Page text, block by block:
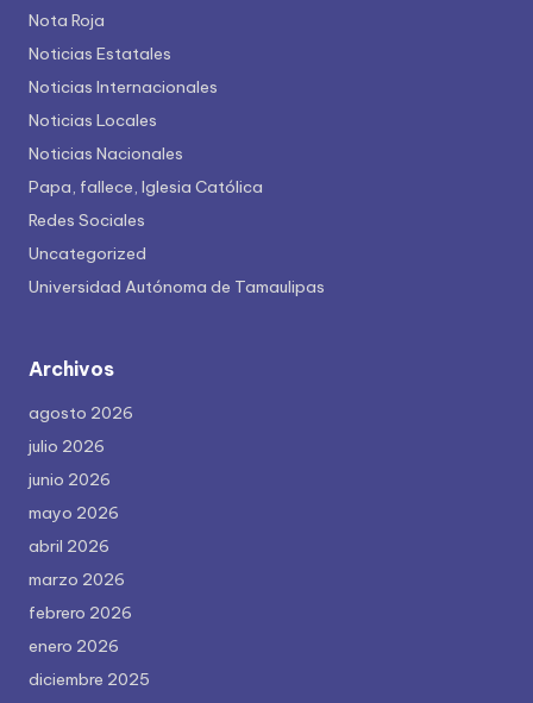
Nota Roja
Noticias Estatales
Noticias Internacionales
Noticias Locales
Noticias Nacionales
Papa, fallece, Iglesia Católica
Redes Sociales
Uncategorized
Universidad Autónoma de Tamaulipas
Archivos
agosto 2026
julio 2026
junio 2026
mayo 2026
abril 2026
marzo 2026
febrero 2026
enero 2026
diciembre 2025